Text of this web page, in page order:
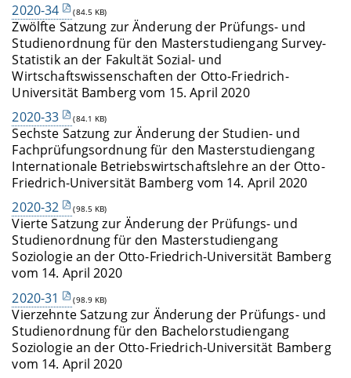
2020-34
(84.5 KB)
Zwölfte Satzung zur Änderung der Prüfungs- und
Studienordnung für den Masterstudiengang Survey-
Statistik an der Fakultät Sozial- und
Wirtschaftswissenschaften der Otto-Friedrich-
Universität Bamberg vom 15. April 2020
2020-33
(84.1 KB)
Sechste Satzung zur Änderung der Studien- und
Fachprüfungsordnung für den Masterstudiengang
Internationale Betriebswirtschaftslehre an der Otto-
Friedrich-Universität Bamberg vom 14. April 2020
2020-32
(98.5 KB)
Vierte Satzung zur Änderung der Prüfungs- und
Studienordnung für den Masterstudiengang
Soziologie an der Otto-Friedrich-Universität Bamberg
vom 14. April 2020
2020-31
(98.9 KB)
Vierzehnte Satzung zur Änderung der Prüfungs- und
Studienordnung für den Bachelorstudiengang
Soziologie an der Otto-Friedrich-Universität Bamberg
vom 14. April 2020